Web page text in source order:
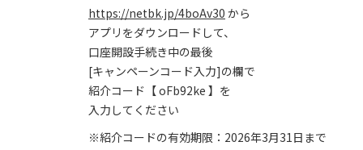
https://netbk.jp/4boAv30 から
アプリをダウンロードして、
口座開設手続き中の最後
[キャンペーンコード入力]の欄で
紹介コード【 oFb92ke 】を
入力してください
※紹介コードの有効期限：2026年3月31日まで